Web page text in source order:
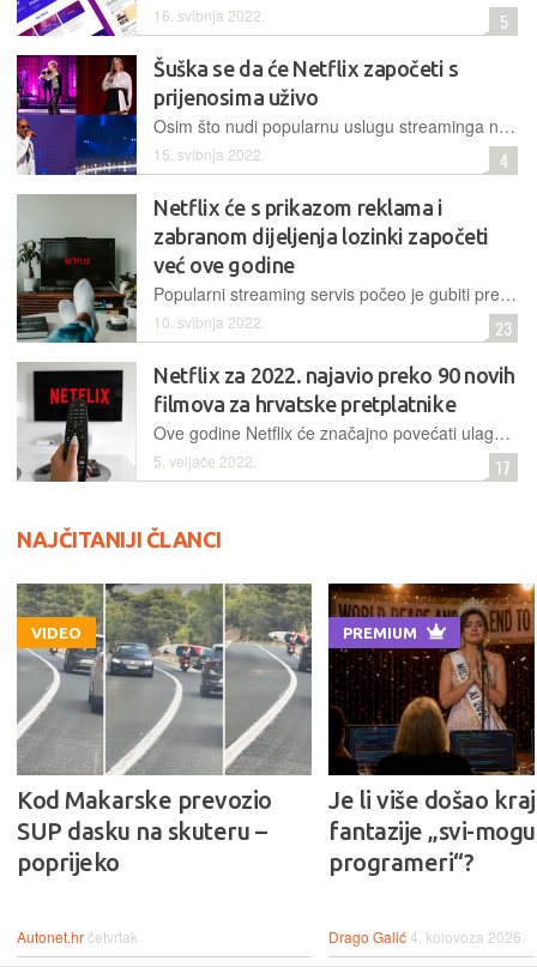
16. svibnja 2022. 5
Šuška se da će Netflix započeti s
prijenosima uživo
Osim što nudi popularnu uslugu streaminga na zahtjev, američki bi servis u lov za novim korisnicima mogao krenuti i uvođenjem prijenosa određenih događaja uživo
15. svibnja 2022. 4
Netflix će s prikazom reklama i
zabranom dijeljenja lozinki započeti
već ove godine
Popularni streaming servis počeo je gubiti pretplatnike, pa su se domislili načinu kako da ih zadrže – uvest će jeftiniju razinu pretplate uz koju će gledateljima povremeno prikazivati i oglase
10. svibnja 2022. 23
Netflix za 2022. najavio preko 90 novih
filmova za hrvatske pretplatnike
Ove godine Netflix će značajno povećati ulaganja u vlastite sadržaje i ubrzati produkciju filmova, pa će tijekom godine na svojoj platformi lansirati više od 90 originalnih naslova
5. veljače 2022. 17
NAJČITANIJI ČLANCI
VIDEO
Kod Makarske prevozio
SUP dasku na skuteru –
poprijeko
Autonet.hrčetvrtak
PREMIUM
Je li više došao kraj
fantazije „svi-
programeri“?
Drago Galić4. kolovoza 2026.